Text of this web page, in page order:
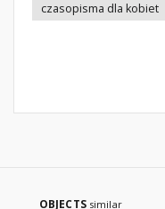
czasopisma dla kobiet
OBJECTS similar